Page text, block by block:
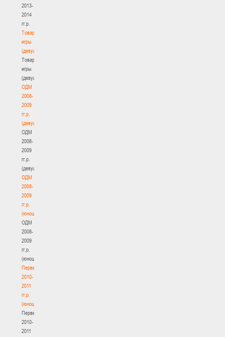
2013-
2014
гг.р.
Товарищеские
игры
(девушки)
Товарищеские
игры
(девушки)
ОДМ
2008-
2009
гг.р.
(девушки)
ОДМ
2008-
2009
гг.р.
(девушки)
ОДМ
2008-
2009
гг.р.
(юноши)
ОДМ
2008-
2009
гг.р.
(юноши)
Первенство
2010-
2011
гг.р.
(юноши)
Первенство
2010-
2011